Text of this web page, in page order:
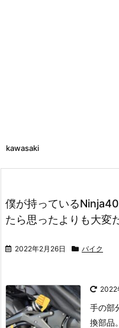
kawasaki
僕が持っている
たら思ったよりも大変
2022年2月26日 バイク
2022
手の部
換部品